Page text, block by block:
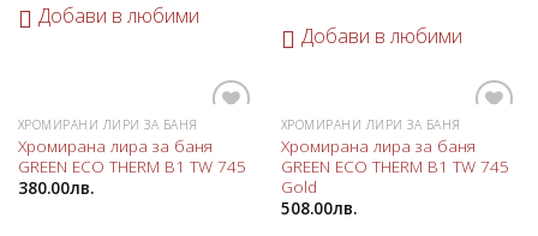
Добави в любими
Добави в любими
любими
ХРОМИРАНИ ЛИРИ ЗА БАНЯ
Хромирана лира за баня
GREEN ECO THERM B1 TW 745
380.00лв.
любими
ХРОМИРАНИ ЛИРИ ЗА БАНЯ
Хромирана лира за баня
GREEN ECO THERM B1 TW 745
Gold
508.00лв.